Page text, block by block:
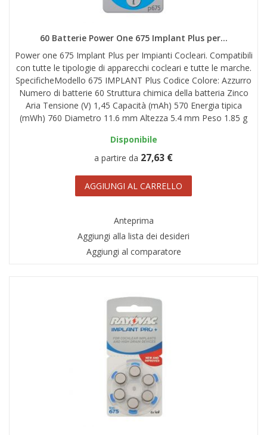
DICONO DI NOI
60 Batterie Power One 675 Implant Plus per...
Power one 675 Implant Plus per Impianti Cocleari. Compatibili
con tutte le tipologie di apparecchi cocleari e tutte le marche.
SpecificheModello 675 IMPLANT Plus Codice Colore: Azzurro
Numero di batterie 60 Struttura chimica della batteria Zinco
Aria Tensione (V) 1,45 Capacità (mAh) 570 Energia tipica
(mWh) 760 Diametro 11.6 mm Altezza 5.4 mm Peso 1.85 g
Disponibile
a partire da 27,63 €
AGGIUNGI AL CARRELLO
Anteprima
Aggiungi alla lista dei desideri
Aggiungi al comparatore